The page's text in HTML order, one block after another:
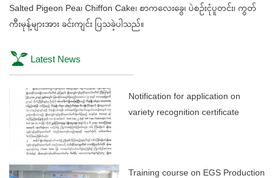
Salted Pigeon Pea၊ Chiffon Cake၊ စာကလေးခွေ၊ ပဲစဉ်းငုံပူတင်း၊ ကွတ်
ကီးမုန့်များအား ခင်းကျင်း ပြသခဲ့ပါသည်။
Latest News
Notification for application on
variety recognition certificate
Training course on EGS Production